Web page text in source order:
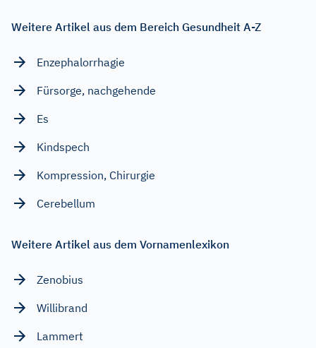
Weitere Artikel aus dem Bereich Gesundheit A-Z
Enzephalorrhagie
Fürsorge, nachgehende
Es
Kindspech
Kompression, Chirurgie
Cerebellum
Weitere Artikel aus dem Vornamenlexikon
Zenobius
Willibrand
Lammert